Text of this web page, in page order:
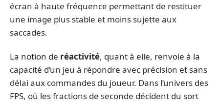
écran à haute fréquence permettant de restituer
une image plus stable et moins sujette aux
saccades.
La notion de réactivité, quant à elle, renvoie à la
capacité d’un jeu à répondre avec précision et sans
délai aux commandes du joueur. Dans l’univers des
FPS, où les fractions de seconde décident du sort